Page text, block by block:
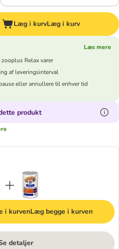
Læg i kurvLæg i kurv
Læs mere
Relax varer
af leveringsinterval
eller annullere til enhver tid
produkt
i kurvenLæg begge i kurven
detaljer